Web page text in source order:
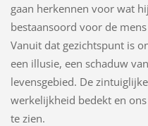
gaan herkennen voor wat
bestaansoord voor de
Vanuit dat gezichtspunt is
een illusie, een schaduw
levensgebied. De
werkelijkheid bedekt en
te zien.